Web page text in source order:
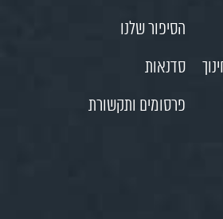
הסיפור שלנו
סדנאות
פרסומים ותקשורת